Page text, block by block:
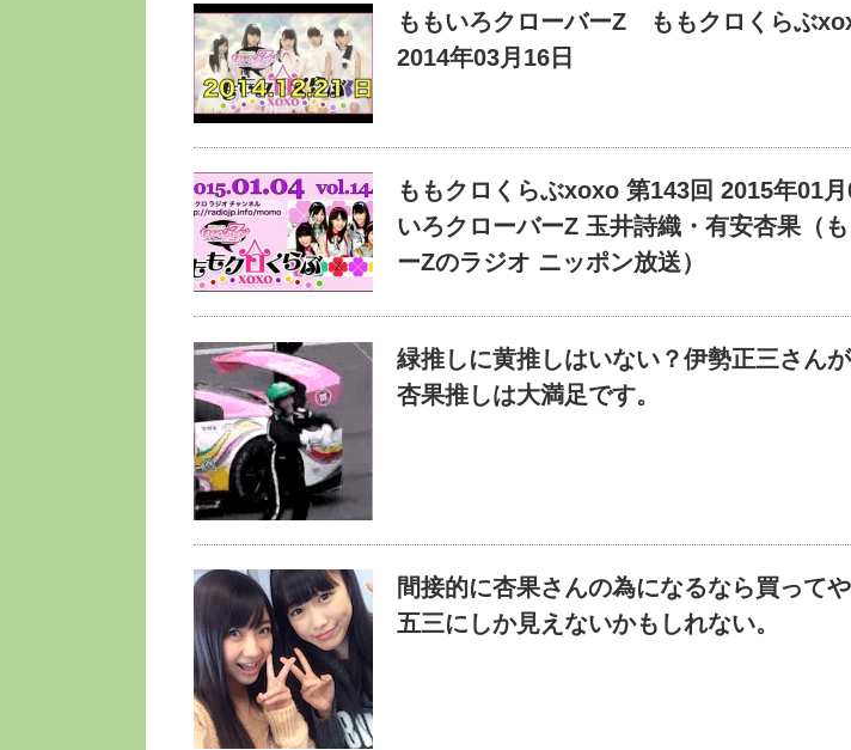
ももいろクローバーZ ももクロくらぶ
2014年03月16日
ももクロくらぶxoxo 第143回 2015年01
いろクローバーZ 玉井詩織・有安杏果（
ーZのラジオ ニッポン放送）
緑推しに黄推しはいない？伊勢正三さん
杏果推しは大満足です。
間接的に杏果さんの為になるなら買って
五三にしか見えないかもしれない。